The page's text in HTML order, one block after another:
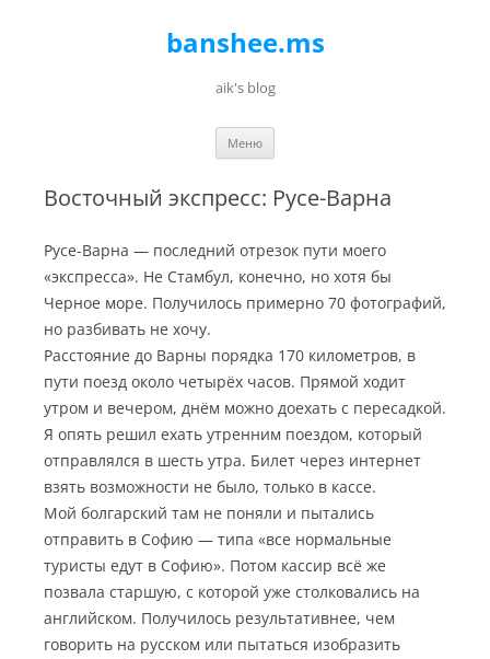
banshee.ms
aik's blog
Меню
Восточный экспресс: Русе-Варна
Русе-Варна — последний отрезок пути моего
«экспресса». Не Стамбул, конечно, но хотя бы
Черное море. Получилось примерно 70 фотографий,
но разбивать не хочу.
Расстояние до Варны порядка 170 километров, в
пути поезд около четырёх часов. Прямой ходит
утром и вечером, днём можно доехать с пересадкой.
Я опять решил ехать утренним поездом, который
отправлялся в шесть утра. Билет через интернет
взять возможности не было, только в кассе.
Мой болгарский там не поняли и пытались
отправить в Софию — типа «все нормальные
туристы едут в Софию». Потом кассир всё же
позвала старшую, с которой уже столковались на
английском. Получилось результативнее, чем
говорить на русском или пытаться изобразить